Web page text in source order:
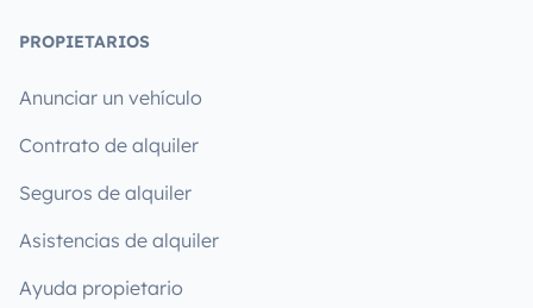
PROPIETARIOS
Anunciar un vehículo
Contrato de alquiler
Seguros de alquiler
Asistencias de alquiler
Ayuda propietario